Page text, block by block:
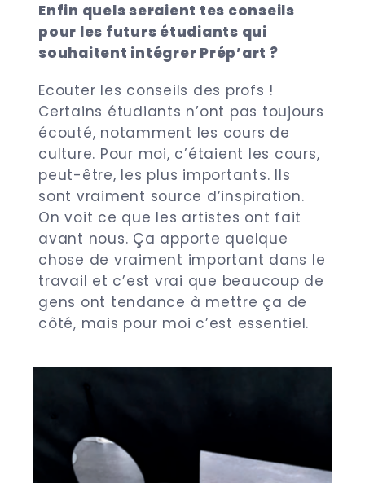
Enfin quels seraient tes conseils
pour les futurs étudiants qui
souhaitent intégrer Prép’art ?
Ecouter les conseils des profs !
Certains étudiants n’ont pas toujours
écouté, notamment les cours de
culture. Pour moi, c’étaient les cours,
peut-être, les plus importants. Ils
sont vraiment source d’inspiration.
On voit ce que les artistes ont fait
avant nous. Ça apporte quelque
chose de vraiment important dans le
travail et c’est vrai que beaucoup de
gens ont tendance à mettre ça de
côté, mais pour moi c’est essentiel.